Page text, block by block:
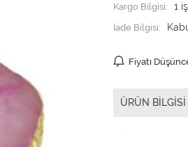
Kargo Bilgisi:
1
İade Bilgisi:
Fiyatı
ÜRÜN BILGISI
.